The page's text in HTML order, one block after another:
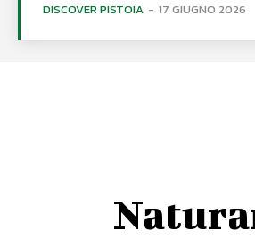
DISCOVER PISTOIA - 17 GIUGNO 2026